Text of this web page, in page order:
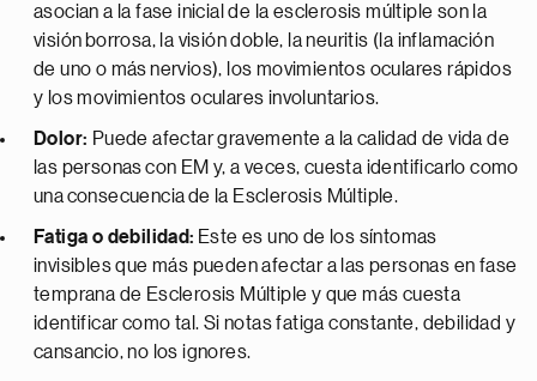
asocian a la fase inicial de la esclerosis múltiple son la
visión borrosa, la visión doble, la neuritis (la inflamación
de uno o más nervios), los movimientos oculares rápidos
y los movimientos oculares involuntarios.
Dolor: Puede afectar gravemente a la calidad de vida de
las personas con EM y, a veces, cuesta identificarlo como
una consecuencia de la Esclerosis Múltiple.
Fatiga o debilidad: Este es uno de los síntomas
invisibles que más pueden afectar a las personas en fase
temprana de Esclerosis Múltiple y que más cuesta
identificar como tal. Si notas fatiga constante, debilidad y
cansancio, no los ignores.